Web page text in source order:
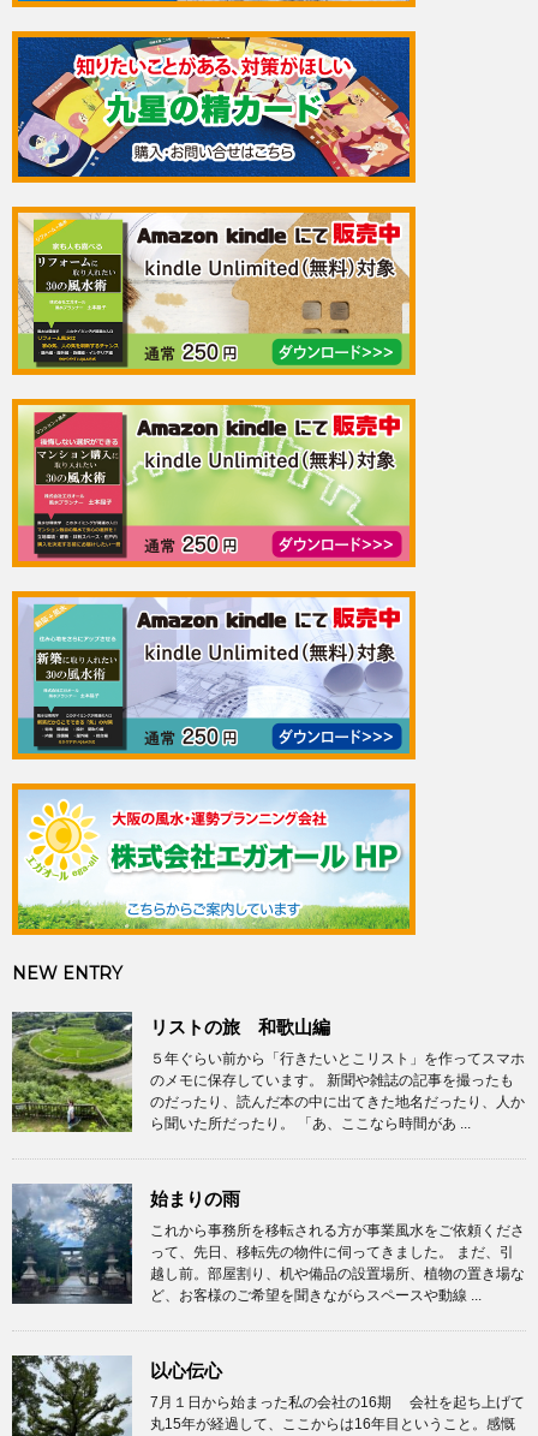
NEW ENTRY
リストの旅 和歌山編
５年ぐらい前から「行きたいとこリスト」を作ってスマホ
のメモに保存しています。 新聞や雑誌の記事を撮ったも
のだったり、読んだ本の中に出てきた地名だったり、人か
ら聞いた所だったり。 「あ、ここなら時間があ ...
始まりの雨
これから事務所を移転される方が事業風水をご依頼くださ
って、先日、移転先の物件に伺ってきました。 まだ、引
越し前。部屋割り、机や備品の設置場所、植物の置き場な
ど、お客様のご希望を聞きながらスペースや動線 ...
以心伝心
7月１日から始まった私の会社の16期 会社を起ち上げて
丸15年が経過して、ここからは16年目ということ。感慨